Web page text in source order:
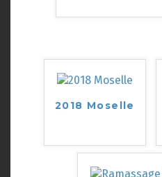
2018 Moselle